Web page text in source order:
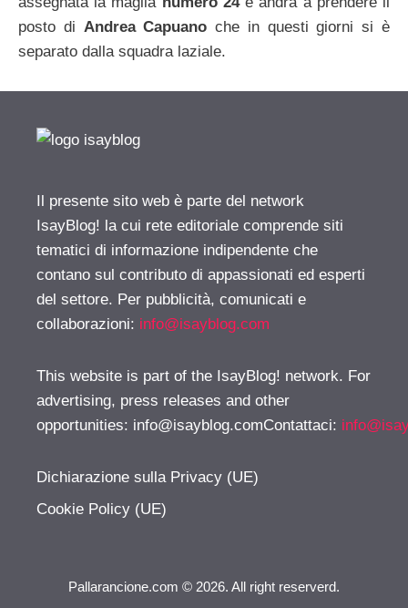
posto di Andrea Capuano che in questi giorni si è
separato dalla squadra laziale.
Il presente sito web è parte del network
IsayBlog! la cui rete editoriale comprende siti
tematici di informazione indipendente che
contano sul contributo di appassionati ed esperti
del settore. Per pubblicità, comunicati e
collaborazioni: info@isayblog.com
This website is part of the IsayBlog! network. For
advertising, press releases and other
opportunities: info@isayblog.comContattaci:
Dichiarazione sulla Privacy (UE)
Cookie Policy (UE)
Pallarancione.com © 2026. All right reserverd.